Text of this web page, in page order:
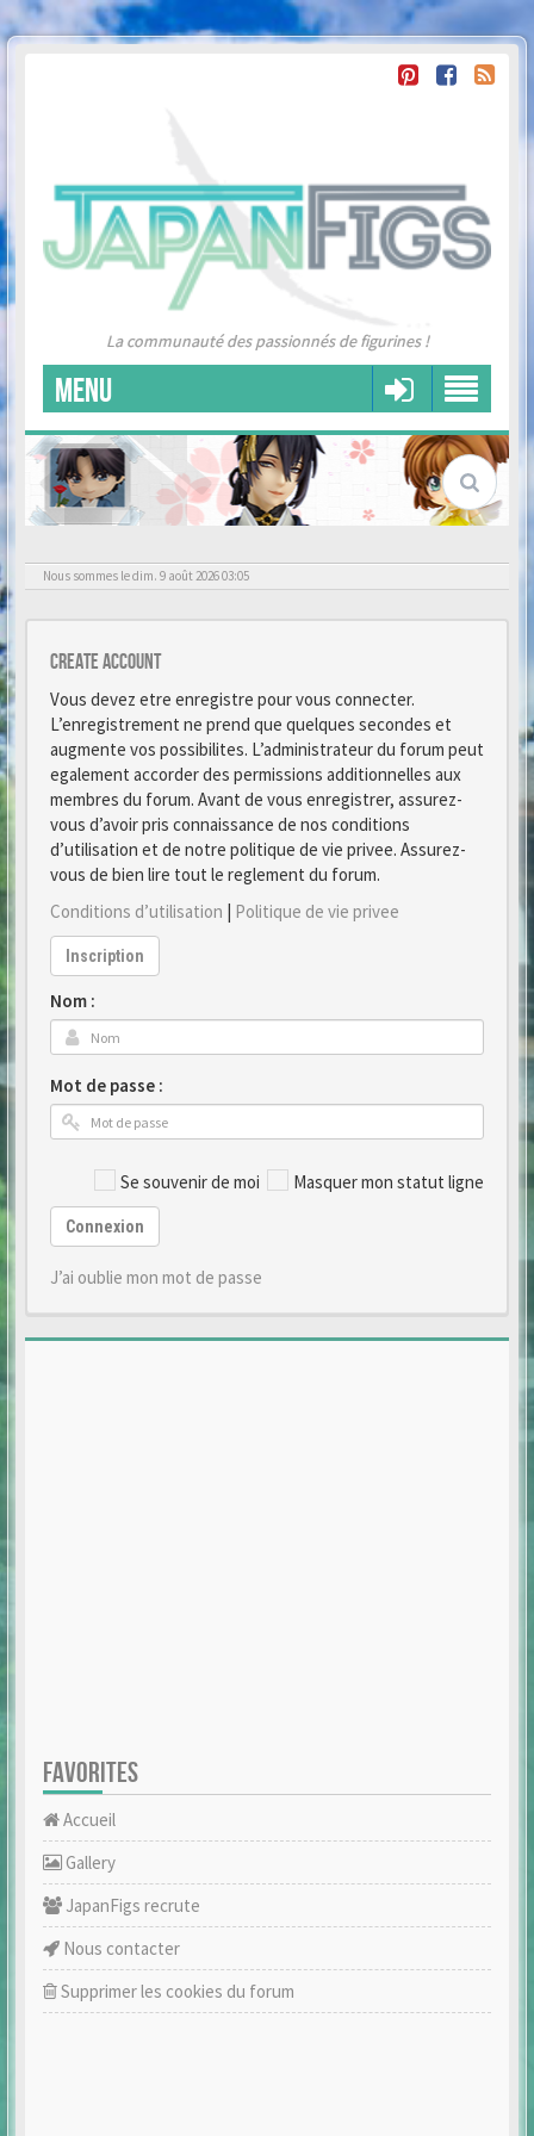
La communauté des passionnés de figurines !
MENU
Nous sommes le dim. 9 août 2026 03:05
Create account
Vous devez etre enregistre pour vous connecter.
L’enregistrement ne prend que quelques secondes et
augmente vos possibilites. L’administrateur du forum peut
egalement accorder des permissions additionnelles aux
membres du forum. Avant de vous enregistrer, assurez-
vous d’avoir pris connaissance de nos conditions
d’utilisation et de notre politique de vie privee. Assurez-
vous de bien lire tout le reglement du forum.
Conditions d’utilisation | Politique de vie privee
Inscription
Nom :
Mot de passe :
Se souvenir de moi Masquer mon statut ligne
Connexion
J’ai oublie mon mot de passe
FAVORITES
Accueil
Gallery
JapanFigs recrute
Nous contacter
Supprimer les cookies du forum